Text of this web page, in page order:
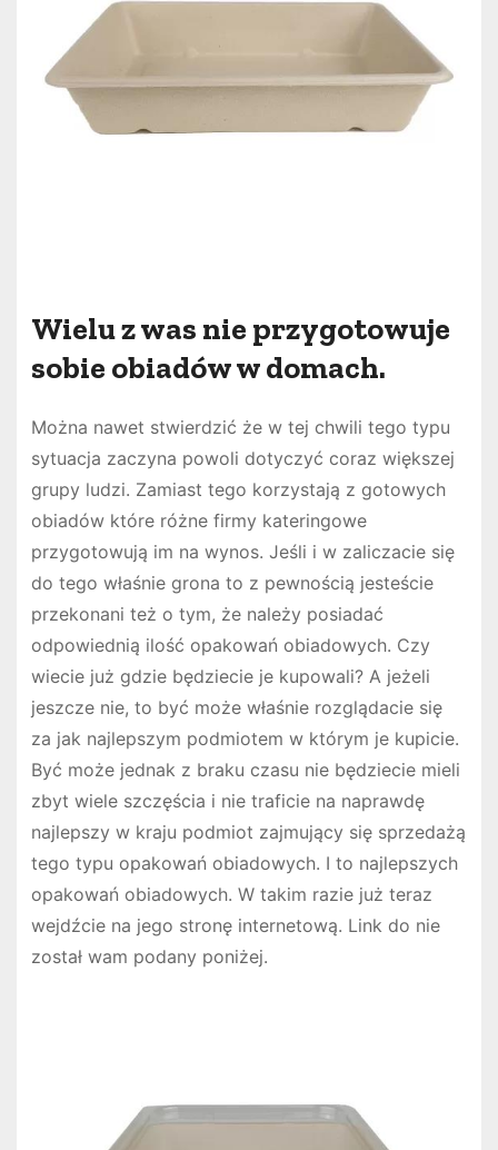
Wielu z was nie przygotowuje
sobie obiadów w domach.
Można nawet stwierdzić że w tej chwili tego typu
sytuacja zaczyna powoli dotyczyć coraz większej
grupy ludzi. Zamiast tego korzystają z gotowych
obiadów które różne firmy kateringowe
przygotowują im na wynos. Jeśli i w zaliczacie się
do tego właśnie grona to z pewnością jesteście
przekonani też o tym, że należy posiadać
odpowiednią ilość opakowań obiadowych. Czy
wiecie już gdzie będziecie je kupowali? A jeżeli
jeszcze nie, to być może właśnie rozglądacie się
za jak najlepszym podmiotem w którym je kupicie.
Być może jednak z braku czasu nie będziecie mieli
zbyt wiele szczęścia i nie traficie na naprawdę
najlepszy w kraju podmiot zajmujący się sprzedażą
tego typu opakowań obiadowych. I to najlepszych
opakowań obiadowych. W takim razie już teraz
wejdźcie na jego stronę internetową. Link do nie
został wam podany poniżej.